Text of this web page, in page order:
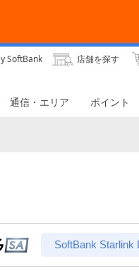
SoftBank 店舗を探す
通信・エリア ポイント